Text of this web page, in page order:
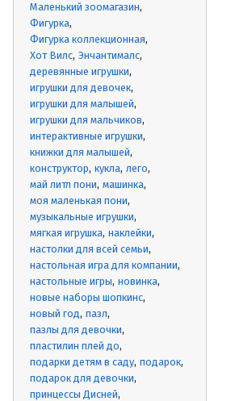
Маленький зоомагазин
Фигурка
Фигурка коллекционная
Хот Вилс Энчантималс
деревянные игрушки
игрушки для девочек
игрушки для малышей
игрушки для мальчиков
интерактивные игрушки
книжки для малышей
конструктор кукла лего
май литл пони машинка
моя маленькая пони
музыкальные игрушки
мягкая игрушка наклейки
настолки для всей семьи
настольная игра для компании
настольные игры новинка
новые наборы шопкинс
новый год пазл
пазлы для девочки
пластилин плей до
подарки детям в саду подарок
подарок для девочки
принцессы Дисней